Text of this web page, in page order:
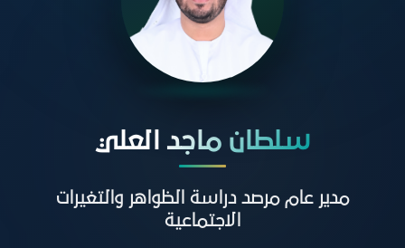
سلطان ماجد العلي
مدير عام مرصد دراسة الظواهر والتغيرات
الاجتماعية